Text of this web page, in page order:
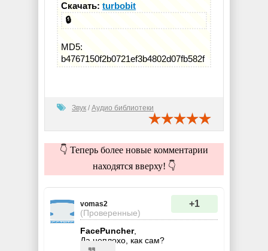
Скачать:turbobit
🔒
MD5:
b4767150f2b0721ef3b4802d07fb582f
Звук / Аудио библиотеки
👇 Теперь более новые комментарии
находятся вверху! 👇
vomas2
(Проверенные)
+1
FacePuncher,
Да неплохо, как сам?